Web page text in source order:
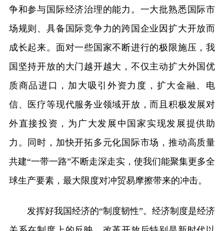
争和参与国际经济治理的能力。一大批熟悉国际市
场规则、具备国际竞争力的跨国企业因扩大开放而
成长起来。面对一些国家不断进行的极限施压，我
国坚持开放的大门越开越大，不仅主动扩大外国优
质商品进口，加大吸引外资力度，扩大金融、电
信、医疗等现代服务业领域开放，而且积极发展对
外直接投资，为广大发展中国家实现发展提供助
力。同时，加快开拓多元化国际市场，推动高质量
共建“一带一路”不断走深走实，使我们能聚集更多全
球生产要素，最大限度对冲贸易摩擦带来的冲击。
发挥好我国经济的“制度韧性”。经济制度是经济